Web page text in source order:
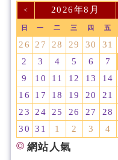
< 2026年8月
日 一 二 三 四 五
26 27 28 29 30 31
2
3 4 5 6 7
9
10 11 12 13 14
16
17 18 19 20 21
23
24 25 26 27 28
30
31 1 2 3 4
網站人氣